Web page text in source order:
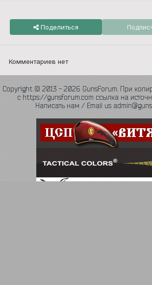
Поделиться
Комментариев нет
Copyright © 2013 - 2026 GunsForum. При
с https://gunsforum.com ссылка на
Написать нам / Email us